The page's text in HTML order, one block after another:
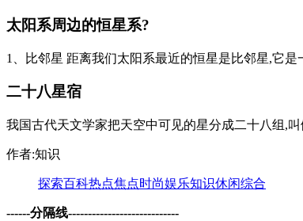
太阳系周边的恒星系?
1、比邻星 距离我们太阳系最近的恒星是比邻星,它
二十八星宿
我国古代天文学家把天空中可见的星分成二十八组,
作者:知识
探索百科热点焦点时尚娱乐知识休闲综合
------分隔线----------------------------